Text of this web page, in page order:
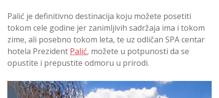
Palić je definitivno destinacija koju možete posetiti
tokom cele godine jer zanimljivih sadržaja ima i tokom
zime, ali posebno tokom leta, te uz odličan SPA centar
hotela Prezident Palić, možete u potpunosti da se
opustite i prepustite odmoru u prirodi.